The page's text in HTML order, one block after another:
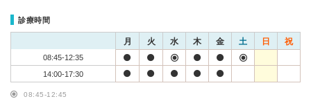
診療時間
月 火 水 木 金 土 日 祝
08:45-12:35
14:00-17:30
08:45-12:45